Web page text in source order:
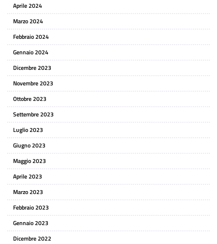
Aprile 2024
Marzo 2024
Febbraio 2024
Gennaio 2024
Dicembre 2023
Novembre 2023
Ottobre 2023
Settembre 2023
Luglio 2023
Giugno 2023
Maggio 2023
Aprile 2023
Marzo 2023
Febbraio 2023
Gennaio 2023
Dicembre 2022